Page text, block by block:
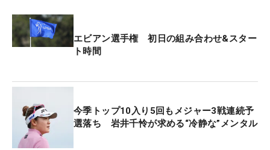
一方の千怜も、昨年、60台を3度出し14位に入った
大会について「イメージはいい」と話す。そして、
そのテンションを上げるのは、選手ダイニングで堪
い。気分も明るくなりますよね」。これには姉も
「日本にいるといつも美味しいので大切さをそこま
で感じることはなかった。アメリカも美味しいけ
ど、やっぱり食べ物は大事」と同調する。
エビアン選手権 初日の組み合わせ&スター
ト時間
今季トップ10入り5回もメジャー3戦連続予
選落ち 岩井千怜が求める“冷静な”メンタル